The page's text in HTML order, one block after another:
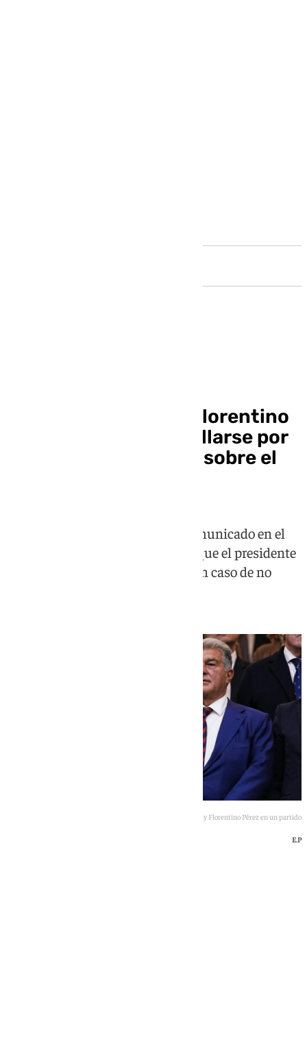
El Barça demanda a Florentino
Pérez antes de querellarse por
sus manifestaciones sobre el
El club catalán ha emitido un comunicado en el
que advierte que su intención es que el presidente
del Real Madrid se retracte pero, en caso de no
Imagen de Joan Laporta y Florentino Pérez en un partido
E.P